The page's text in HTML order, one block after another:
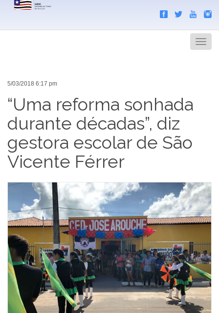
Menu
5/03/2018 6:17 pm
“Uma reforma sonhada
durante décadas”, diz
gestora escolar de São
Vicente Férrer